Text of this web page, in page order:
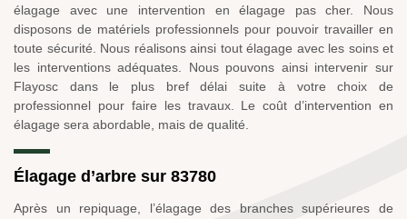
élagage avec une intervention en élagage pas cher. Nous
disposons de matériels professionnels pour pouvoir travailler en
toute sécurité. Nous réalisons ainsi tout élagage avec les soins et
les interventions adéquates. Nous pouvons ainsi intervenir sur
Flayosc dans le plus bref délai suite à votre choix de
professionnel pour faire les travaux. Le coût d’intervention en
élagage sera abordable, mais de qualité.
Élagage d’arbre sur 83780
Après un repiquage, l’élagage des branches supérieures de